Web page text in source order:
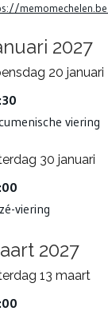
2027
20 januari
viering
30 januari
viering
2027
13 maart